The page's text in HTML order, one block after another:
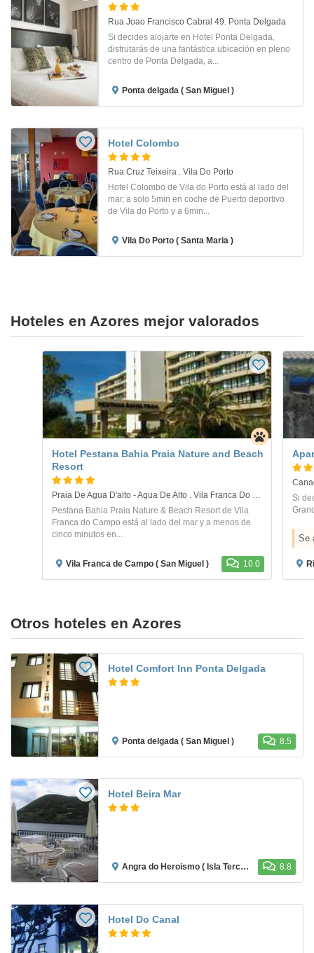
Rua Joao Francisco Cabral 49. Ponta Delgada
Si decides alojarte en Hotel Ponta Delgada,
disfrutarás de una fantástica ubicación en pleno
centro de Ponta Delgada, a...
Ponta delgada ( San Miguel )
Hotel Colombo
Rua Cruz Teixeira . Vila Do Porto
Hotel Colombo de Vila do Porto está al lado del
mar, a solo 5min en coche de Puerto deportivo
de Vila do Porto y a 6min...
Vila Do Porto ( Santa Maria )
Hoteles en Azores mejor valorados
Hotel Pestana Bahia Praia Nature and Beach
Resort
Praia De Agua D'alto - Agua De Alto . Vila Franca Do Campo
Pestana Bahia Praia Nature & Beach Resort de Vila
Franca do Campo está al lado del mar y a menos de
cinco minutos en...
Vila Franca de Campo ( San Miguel ) 10.0
Si
Se
Otros hoteles en Azores
Hotel Comfort Inn Ponta Delgada
Ponta delgada ( San Miguel ) 8.5
Hotel Beira Mar
Angra do Heroismo ( Isla Terceira ) 8.8
Hotel Do Canal